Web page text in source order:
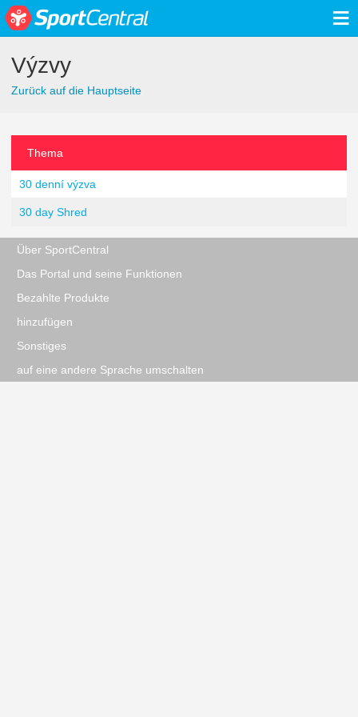
≡
Výzvy
Zurück auf die Hauptseite
Thema
30 denní výzva
30 day Shred
Über SportCentral
Das Portal und seine Funktionen
Bezahlte Produkte
hinzufügen
Sonstiges
auf eine andere Sprache umschalten